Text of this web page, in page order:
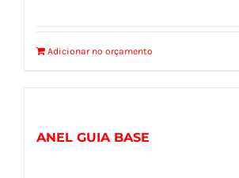
Adicionar no orçamento
ANEL GUIA BASE